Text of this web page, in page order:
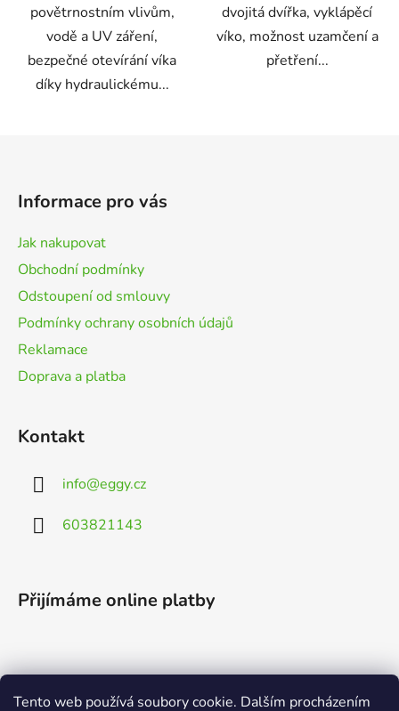
Tento web používá soubory cookie. Dalším procházením
povětrnostním vlivům,
vodě a UV záření,
bezpečné otevírání víka
díky hydraulickému...
dvojitá dvířka, vyklápěcí
víko, možnost uzamčení a
přetření...
Informace pro vás
Jak nakupovat
Obchodní podmínky
Odstoupení od smlouvy
Podmínky ochrany osobních údajů
Reklamace
Doprava a platba
Kontakt
info@eggy.cz
603821143
Přijímáme online platby